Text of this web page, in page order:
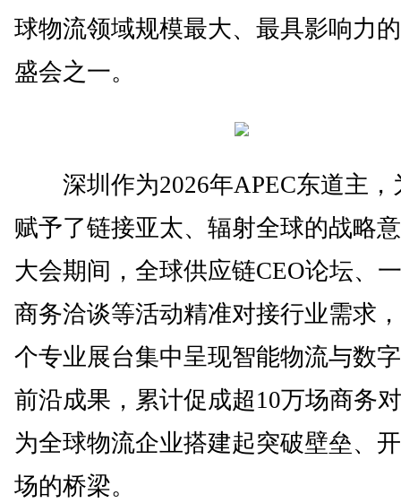
球物流领域规模最大、最具影响力
盛会之一。
深圳作为2026年APEC东道主，
赋予了链接亚太、辐射全球的战略
大会期间，全球供应链CEO论坛、
商务洽谈等活动精准对接行业需求
个专业展台集中呈现智能物流与数
前沿成果，累计促成超10万场商务
为全球物流企业搭建起突破壁垒、
场的桥梁。